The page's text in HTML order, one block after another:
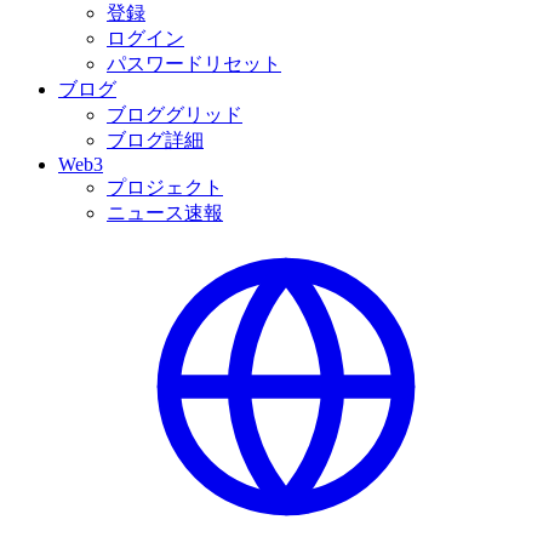
登録
ログイン
パスワードリセット
ブログ
ブロググリッド
ブログ詳細
Web3
プロジェクト
ニュース速報